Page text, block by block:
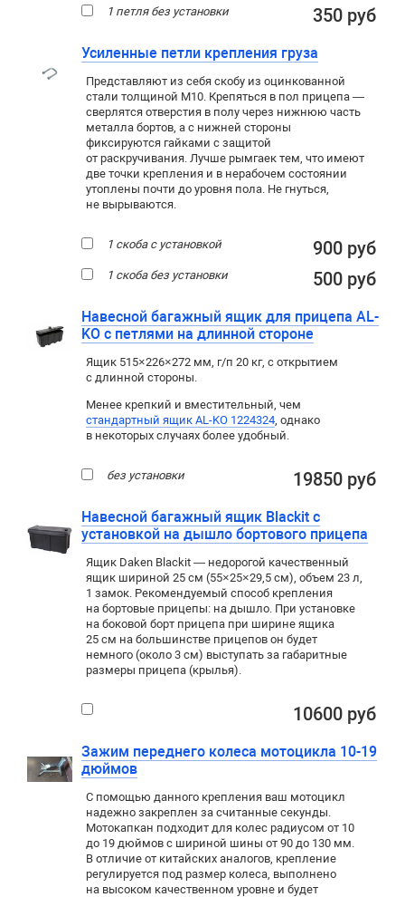
1 петля без установки 350 руб
Усиленные петли крепления груза
Представляют из себя скобу из оцинкованной
стали толщиной М10. Крепяться в пол прицепа —
сверлятся отверстия в полу через нижнюю часть
металла бортов, а с нижней стороны
фиксируются гайками с защитой
от раскручивания. Лучше рымгаек тем, что имеют
две точки крепления и в нерабочем состоянии
утоплены почти до уровня пола. Не гнуться,
не вырываются.
1 скоба с установкой 900 руб
1 скоба без установки 500 руб
Навесной багажный ящик для прицепа AL-
KO с петлями на длинной стороне
Ящик 515×226×272 мм, г/п 20 кг, с открытием
с длинной стороны.
Менее крепкий и вместительный, чем
стандартный ящик AL-KO 1224324, однако
в некоторых случаях более удобный.
без установки 19850 руб
Навесной багажный ящик Blackit с
установкой на дышло бортового прицепа
Ящик Daken Blackit — недорогой качественный
ящик шириной 25 см (55×25×29,5 см), объем 23 л,
1 замок. Рекомендуемый способ крепления
на бортовые прицепы: на дышло. При установке
на боковой борт прицепа при ширине ящика
25 см на большинстве прицепов он будет
немного (около 3 см) выступать за габаритные
размеры прицепа (крылья).
10600 руб
Зажим переднего колеса мотоцикла 10-19
дюймов
С помощью данного крепления ваш мотоцикл
надежно закреплен за считанные секунды.
Мотокапкан подходит для колес радиусом от 10
до 19 дюймов с шириной шины от 90 до 130 мм.
В отличие от китайских аналогов, крепление
регулируется под размер колеса, выполнено
на высоком качественном уровне и будет